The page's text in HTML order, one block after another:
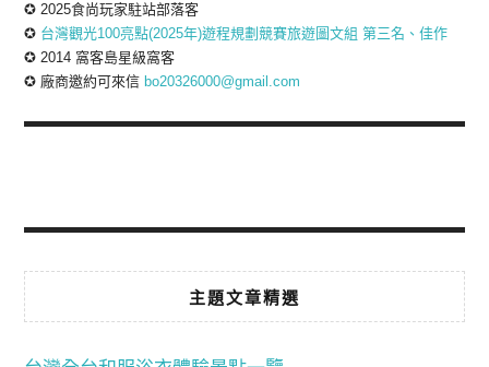
✪ 2025食尚玩家駐站部落客
✪ 台灣觀光100亮點(2025年)遊程規劃競賽旅遊圖文組 第三名、佳作
✪ 2014 窩客島星級窩客
✪ 廠商邀約可來信 bo20326000@gmail.com
主題文章精選